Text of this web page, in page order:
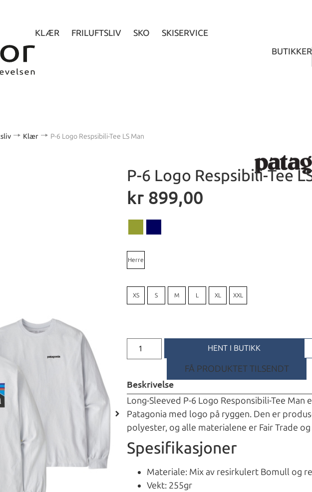
KLÆR FRILUFTSLIV SKO
SKISERVICE
BUTIKKER
Klær P-6 Logo Respsibili-Tee LS Man
P-6 Logo Respsibili-Tee
kr 899,00
Herre
XS S M L XL XXL
HENT I BUTIKK
FÅ PRODUKTET TILSENDT
Beskrivelse
Long-Sleeved P-6 Logo Responsibili-Tee
Patagonia med logo på ryggen. Den er
polyester, og alle materialene er Fair Trade
Spesifikasjoner
Materiale: Mix av resirkulert Bomull og
Vekt: 255gr